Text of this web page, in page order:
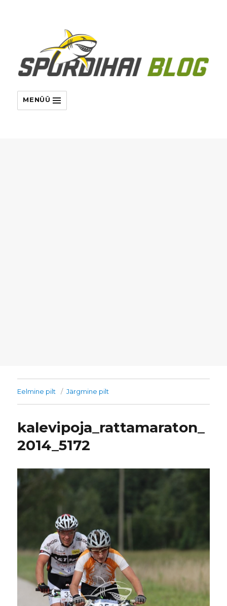
MENÜÜ
Eelmine pilt Järgmine pilt
kalevipoja_rattamaraton_
2014_5172